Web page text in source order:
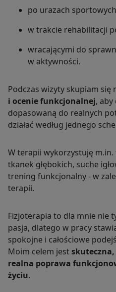
po urazach
w trakcie rehabilitacji
wracającymi do
w aktywności.
Podczas wizyty skupiam się
i ocenie funkcjonalnej,
dopasowaną do realnych
działać według jednego
W terapii wykorzystuję
tkanek głębokich, suche
trening funkcjonalny - w
terapii.
Fizjoterapia to dla mnie nie
pasja, dlatego w pracy
spokojne i całościowe
Moim celem jest
realna poprawa
życiu.